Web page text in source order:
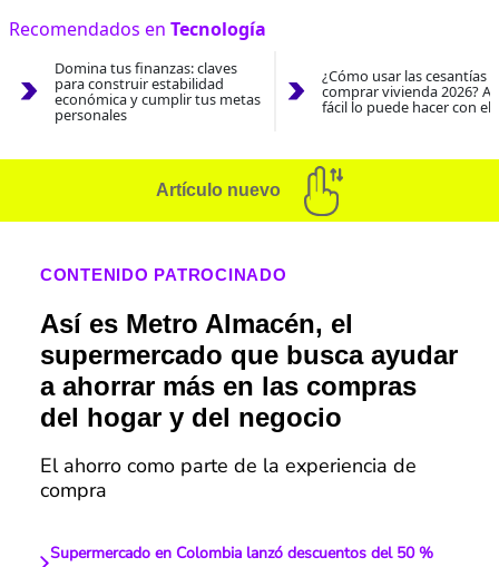
Recomendados en Tecnología
Domina tus finanzas: claves
para construir estabilidad
económica y cumplir tus metas
personales
¿Cómo usar las cesantías
comprar vivienda 2026?
fácil lo puede hacer con el
Artículo nuevo
CONTENIDO PATROCINADO
Así es Metro Almacén, el
supermercado que busca ayudar
a ahorrar más en las compras
del hogar y del negocio
El ahorro como parte de la experiencia de
compra
Supermercado en Colombia lanzó descuentos del 50 %